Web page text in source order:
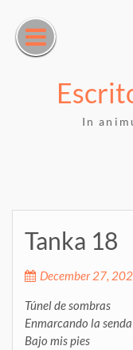
content
In
Tanka 18
December 27,
Túnel de sombras
Enmarcando la senda
Bajo mis pies